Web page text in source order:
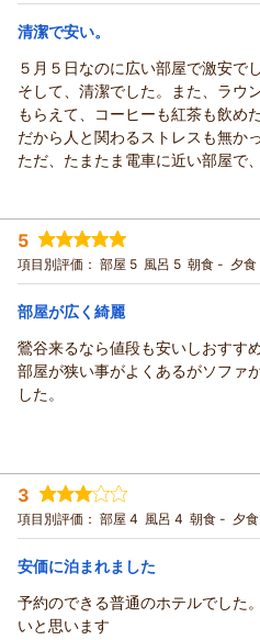
「また泊まりたい」とのお言葉は
みです。今後も皆様に安心して
ルを目指し、サービスの向上に
またお会いできます日を、スタ
ます。
宿泊価格帯： 6,001～7,000円(大人一人
この度はホテルセレッソをご利用
寄せいただき誠にありがとうござ
お部屋の清潔さやコーヒーマシ
のこと、大変嬉しく拝見いたしま
けたご様子がうかがえ、スタッ
一方で、洗濯機・乾燥機の台数
けし申し訳ございませんでした
には、設備のご利用が集中するこ
たことと存じます。
すぐに設備を増設することは難し
預かりいたします。
これからも清潔で快適な環境づ
けるホテルを目指してまいります
またお近くへお越しの際は、ぜ
さいませ。スタッフ一同、心よ
清潔で安い。
５月５日なのに広い部屋で激安でし
そして、清潔でした。また、ラウ
もらえて、コーヒーも紅茶も飲め
だから人と関わるストレスも無か
ただ、たまたま電車に近い部屋で
音がして眠りが浅くなってしまい
約した上ゴールデンウィーク中に
トのホテルなので、泊まらせて
と同時に、安い理由にひと言電車
ポイントを書いて欲しかったと思
ず、部屋に変な匂いもなく、モー
慣れしている者にとっては最高レ
った。隣の声は丸聞こえでした。
と思うし、それに気がついてか隣
くれているかんじでした。チェ
宿泊時期： 2026年05月宿泊 (子連れ旅
投稿者： しょうちゃんさん
宿泊プラン： 【お得なバリュープラン
宿泊価格帯： 4,001～5,000円(大人一人
この度はホテルセレッソをご利
まるご感想をお寄せいただき誠
ゴールデンウィークという混み合
屋の広さや料金、清掃状態、ラ
サービス、12時チェックアウト
けたとのこと、大変嬉しく拝読
も落ちておらず、部屋に変な匂
ル」とのお言葉は、清掃スタッフ
って何よりの励みになります。
一方で、電車の走行音や壁越しの
せっかくのご滞在にもかかわら
5
項目別評価： 部屋 5 風呂 5 朝食 - 夕食
部屋が広く綺麗
鶯谷来るなら値段も安いしおすす
部屋が狭い事がよくあるがソファ
した。
投稿者： ともさん(20代)
宿泊プラン： 【当日限定】※チェックア
【素泊まり】
ダブル 食事なし
宿泊価格帯： 3,001～4,000円(大人一人
この度はホテルセレッソをご利
3
項目別評価： 部屋 4 風呂 4 朝食 - 夕
安価に泊まれました
予約のできる普通のホテルでした
いと思います